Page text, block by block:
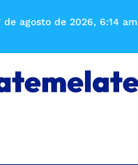
de agosto de 2026, 6:14 am